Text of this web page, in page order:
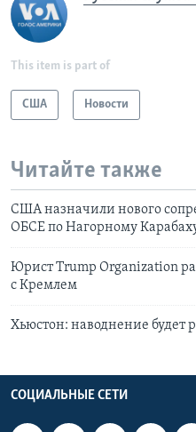
This item is part of
США Новости
Читайте также
США назначили нового
ОБСЕ по Нагорному
Юрист Trump Organization
с Кремлем
Хьюстон: наводнение будет
СОЦИАЛЬНЫЕ СЕТИ